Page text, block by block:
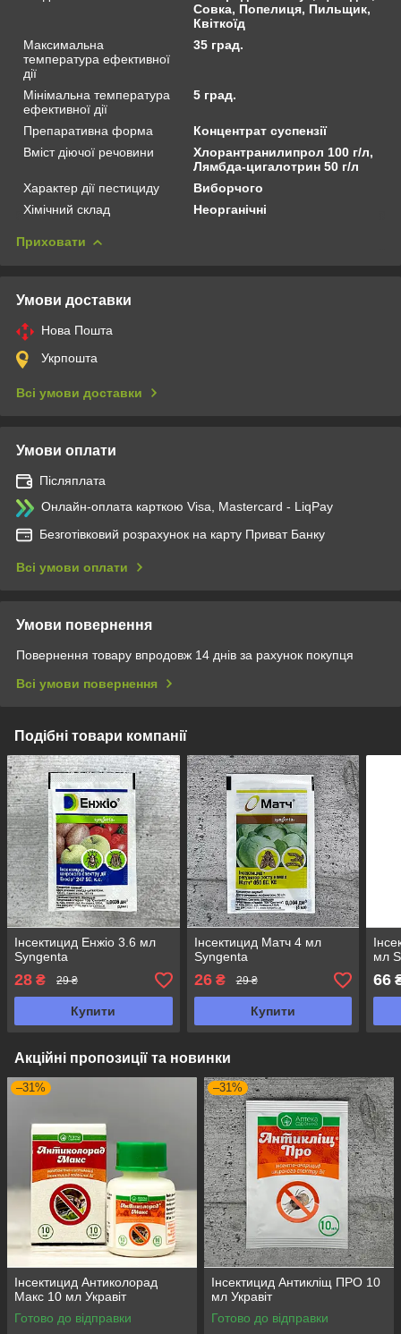
Совка, Попелиця, Пильщик,
Квіткоїд
Максимальна
температура ефективної
дії
35 град.
Мінімальна температура
ефективної дії
5 град.
Препаративна форма
Концентрат суспензії
Вміст діючої речовини
Хлорантранилипрол 100 г/л,
Лямбда-цигалотрин 50 г/л
Характер дії пестициду
Виборчого
Хімічний склад
Неорганічні
Приховати
Умови доставки
Нова Пошта
Укрпошта
Всі умови доставки
Умови оплати
Післяплата
Онлайн-оплата карткою Visa, Mastercard - LiqPay
Безготівковий розрахунок на карту Приват Банку
Всі умови оплати
Умови повернення
Повернення товару впродовж 14 днів за рахунок покупця
Всі умови повернення
Подібні товари компанії
Інсектицид Енжіо 3.6 мл
Syngenta
28 ₴ 29 ₴
Купити
Інсектицид Матч 4 мл
Syngenta
26₴ 29 ₴
Купити
мл
66
Акційні пропозиції та новинки
–31%
Інсектицид Антиколорад
Макс 10 мл Укравіт
Готово до відправки
–31%
Інсектицид Антикліщ ПРО 10
мл Укравіт
Готово до відправки